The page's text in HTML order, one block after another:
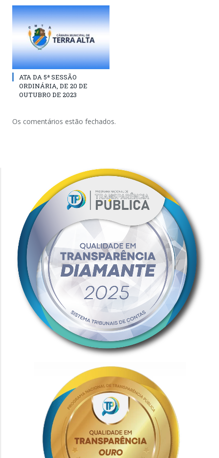
ATA DA 5ª SESSÃO
ORDINÁRIA, DE 20 DE
OUTUBRO DE 2023
Os comentários estão fechados.